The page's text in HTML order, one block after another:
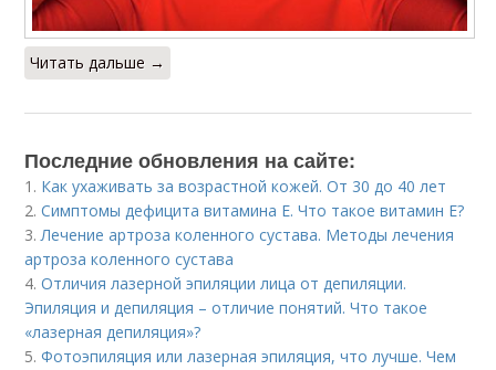
Читать дальше →
Последние обновления на сайте:
1. Как ухаживать за возрастной кожей. От 30 до 40 лет
2.Симптомы дефицита витамина E. Что такое витамин Е?
3.Лечение артроза коленного сустава. Методы лечения
артроза коленного сустава
4.Отличия лазерной эпиляции лица от депиляции.
Эпиляция и депиляция – отличие понятий. Что такое
«лазерная депиляция»?
5.Фотоэпиляция или лазерная эпиляция, что лучше. Чем